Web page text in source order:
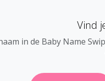
Vind
in de Baby Name